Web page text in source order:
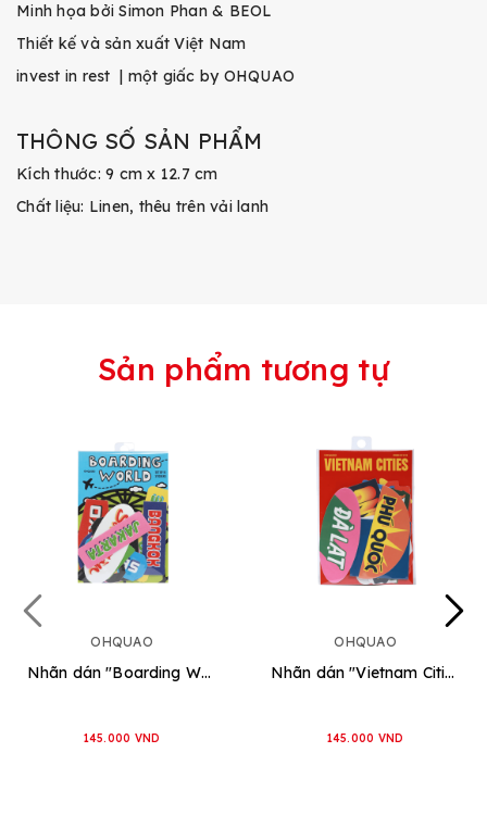
Minh họa bởi Simon Phan & BEOL
Thiết kế và sản xuất Việt Nam
invest in rest | một giấc by OHQUAO
THÔNG SỐ SẢN PHẨM
Kích thước: 9 cm x 12.7 cm
Chất liệu: Linen, thêu trên vải lanh
Sản phẩm tương tự
OHQUAO
Nhãn dán "Boarding World"
145.000 VND
OHQUAO
Nhãn dán "Vietnam Cities"
145.000 VND